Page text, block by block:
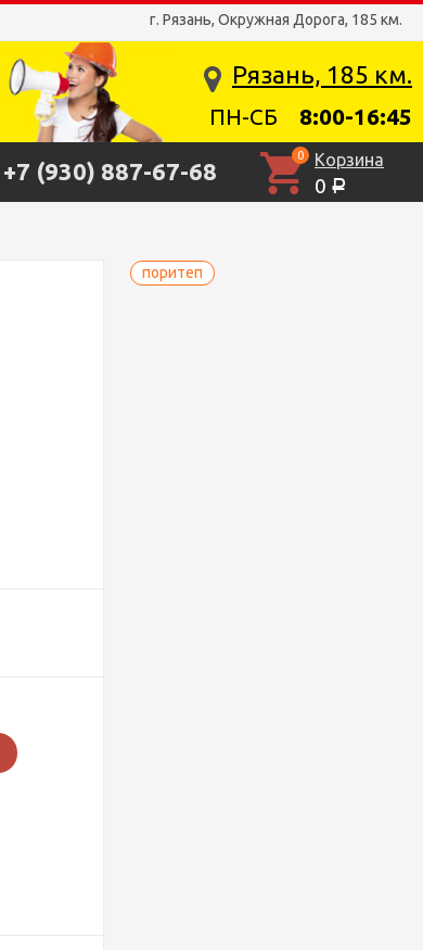
г. Рязань, Окружная Дорога, 185 км.
Рязань, 185 км.
ПН-СБ 8:00-16:45
+7 (930) 887-67-68
0 Корзина
0 Р
поритеп